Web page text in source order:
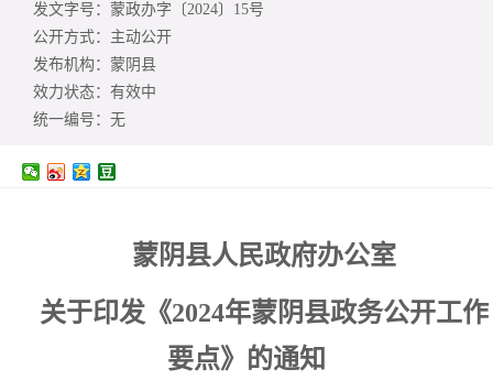
发文字号： 蒙政办字〔2024〕15号
公开方式： 主动公开
发布机构： 蒙阴县
效力状态： 有效中
统一编号： 无
蒙阴县人民政府办公室
关于印发《2024年蒙阴县政务公开工作
要点》的通知